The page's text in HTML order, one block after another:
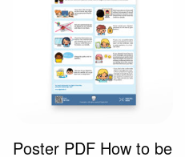
Poster PDF How to be